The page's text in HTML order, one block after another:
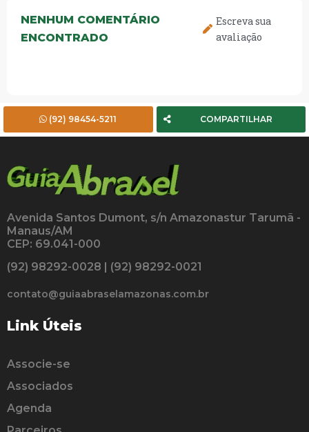
NENHUM COMENTÁRIO
ENCONTRADO
Escreva sua
avaliação
(92) 98454-5211 COMPARTILHAR
Avenida Santos Dumont, s/n Amazonastur Tarumã -
Manaus/AM
CEP: 69.041-000
(92) 98292-0028 | (92) 98292-0021
contato@guiaabraselamazonas.com.br
Link Úteis
Associe-se
Associados
Agenda